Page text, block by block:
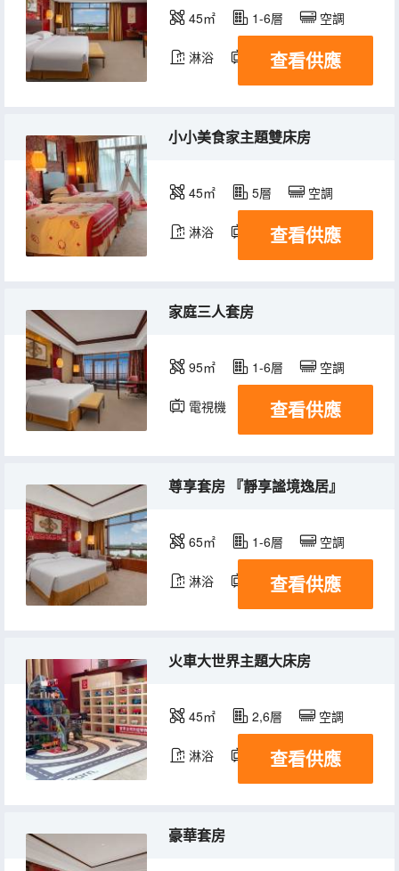
45㎡ 1-6層 空調
淋浴 電視機 冰箱
查看供應
小小美食家主題雙床房
45㎡ 5層 空調
淋浴 電視機 冰箱
查看供應
家庭三人套房
95㎡ 1-6層 空調
電視機 查看供應
尊享套房 『靜享謐境逸居』
65㎡ 1-6層 空調
淋浴 電視機 冰箱
查看供應
火車大世界主題大床房
45㎡ 2,6層 空調
淋浴 電視機 冰箱
查看供應
豪華套房